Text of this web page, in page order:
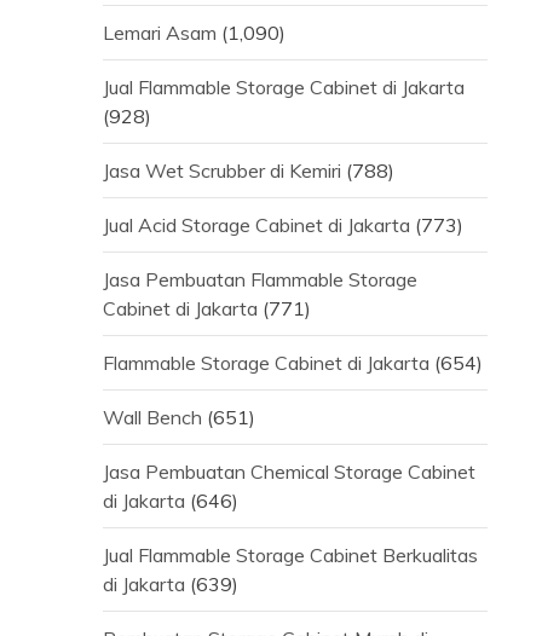
Lemari Asam (1,090)
Jual Flammable Storage Cabinet di Jakarta
(928)
Jasa Wet Scrubber di Kemiri (788)
Jual Acid Storage Cabinet di Jakarta (773)
Jasa Pembuatan Flammable Storage
Cabinet di Jakarta (771)
Flammable Storage Cabinet di Jakarta (654)
Wall Bench (651)
Jasa Pembuatan Chemical Storage Cabinet
di Jakarta (646)
Jual Flammable Storage Cabinet Berkualitas
di Jakarta (639)